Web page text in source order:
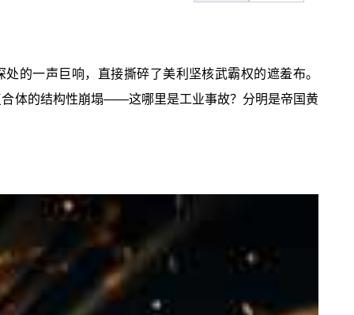
的一声巨响，直接撕碎了美利坚核武霸权的遮羞布。
合体的结构性崩塌——这哪里是工业事故？分明是帝国黄